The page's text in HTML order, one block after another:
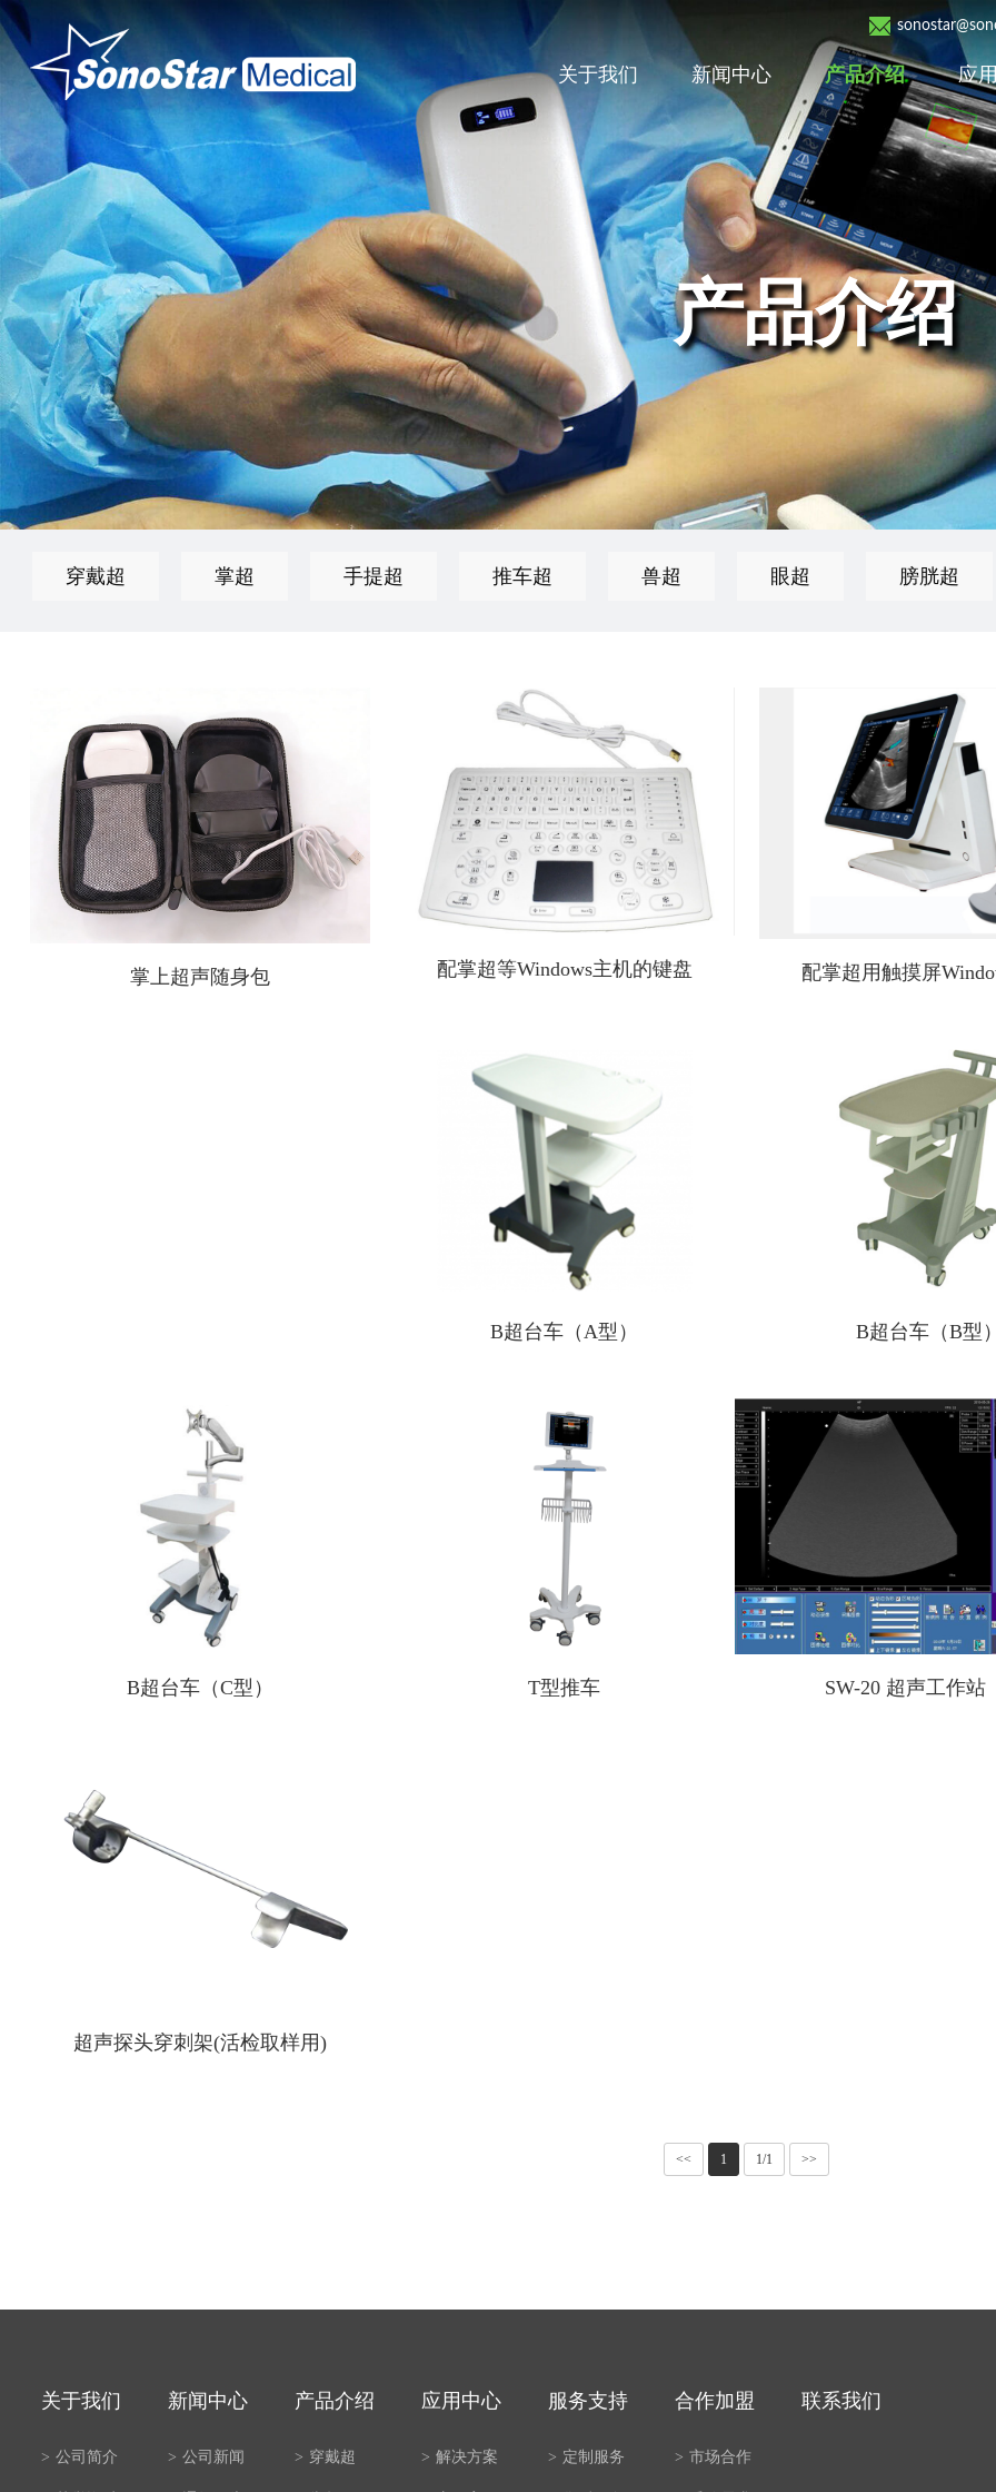
关于我们 新闻中心 产品介绍 应
产品介绍
穿戴超 掌超 手提超 推车超 兽超 眼超 膀胱超
掌上超声随身包 配掌超等Windows主机的键盘 配掌超用触摸屏
B超台车（A型） B超台车（B型
B超台车（C型） T型推车 SW-20 超声工作站
超声探头穿刺架(活检取样用)
<< 1 1/1 >>
关于我们
> 公司简介
新闻中心
> 公司新闻
产品介绍
> 穿戴超
应用中心
> 解决方案
服务支持
> 定制服务
合作加盟
> 市场合作
联系我们